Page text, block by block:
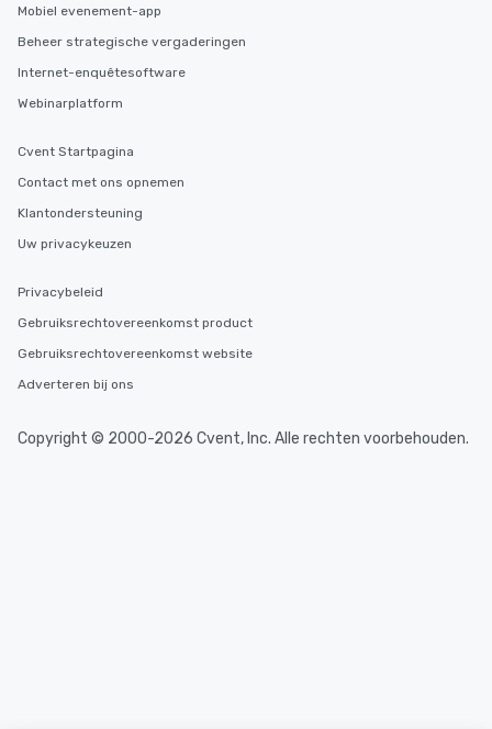
Mobiel evenement-app
Beheer strategische vergaderingen
Internet-enquêtesoftware
Webinarplatform
Cvent Startpagina
Contact met ons opnemen
Klantondersteuning
Uw privacykeuzen
Privacybeleid
Gebruiksrechtovereenkomst product
Gebruiksrechtovereenkomst website
Adverteren bij ons
Copyright © 2000-2026 Cvent, Inc. Alle rechten voorbehouden.